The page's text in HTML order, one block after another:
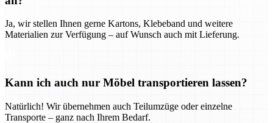
Ja, wir stellen Ihnen gerne Kartons, Klebeband und weitere
Materialien zur Verfügung – auf Wunsch auch mit Lieferung.
Kann ich auch nur Möbel transportieren lassen?
Natürlich! Wir übernehmen auch Teilumzüge oder einzelne
Transporte – ganz nach Ihrem Bedarf.